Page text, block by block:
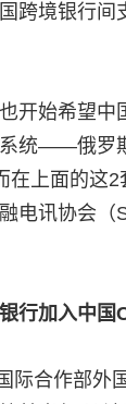
跨境银行间
开始希望中
统——俄罗
在上面的这
电讯协会（
行加入中国
际合作部外